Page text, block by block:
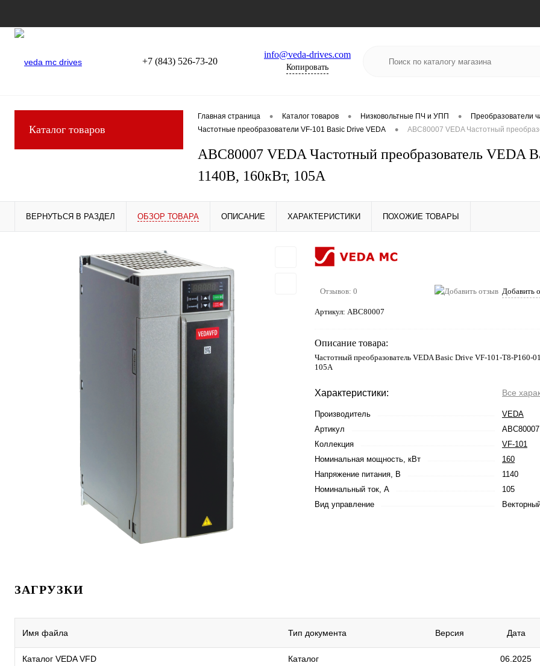
+7 (843) 526-73-20
info@veda-drives.com
Копировать
Каталог товаров
Главная страница • Каталог товаров • Низковольтные ПЧ и УПП •
Преобразователи
Частотные преобразователи VF-101 Basic Drive VEDA
• ABC80007 VEDA Частотный
ABC80007 VEDA Частотный преобразователь VEDA
1140В, 160кВт, 105А
ВЕРНУТЬСЯ В РАЗДЕЛ ОБЗОР ТОВАРА ОПИСАНИЕ ХАРАКТЕРИСТИКИ ПОХОЖИЕ ТОВАРЫ
Отзывов: 0 Добавить
Артикул: ABC80007
Описание товара:
Частотный преобразователь VEDA Basic Drive VF-101-T8-P160-
105А
Характеристики: Все
Производитель
VEDA
Артикул
ABC80007
Коллекция
VF-101
Номинальная мощность, кВт
160
Напряжение питания, В
1140
Номинальный ток, А
105
Вид управление
ЗАГРУЗКИ
Имя файла Тип документа Версия Дата
Каталог VEDA VFD Каталог 06.2025